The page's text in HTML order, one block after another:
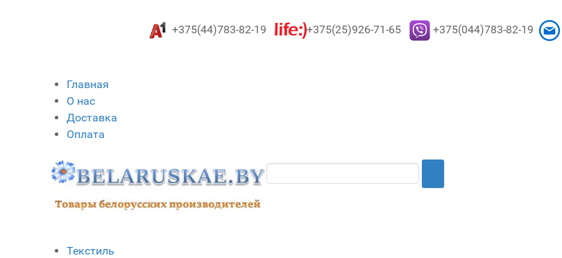
+375(44)783-82-19 +375(25)926-71-65 +375(044)783-82-19
Главная
О нас
Доставка
Оплата
Текстиль